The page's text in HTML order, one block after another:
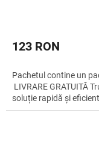
123 RON
Pachetul contine un
LIVRARE GRATUITĂ
soluție rapidă și